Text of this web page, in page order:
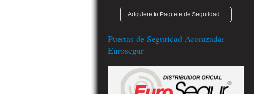
Adquiere tu Paquete de Seguridad...
Puertas de Seguridad Acorazadas
Eurosegur